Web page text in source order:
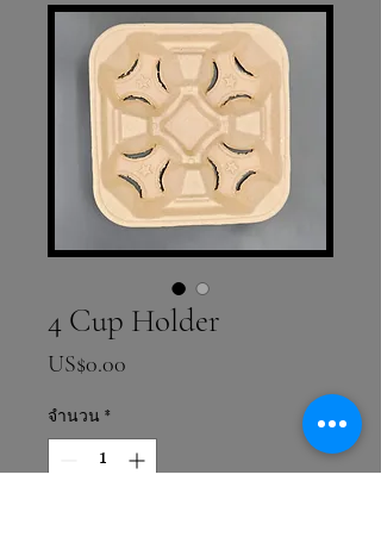
4 Cup Holder
US$0.00
จำนวน *